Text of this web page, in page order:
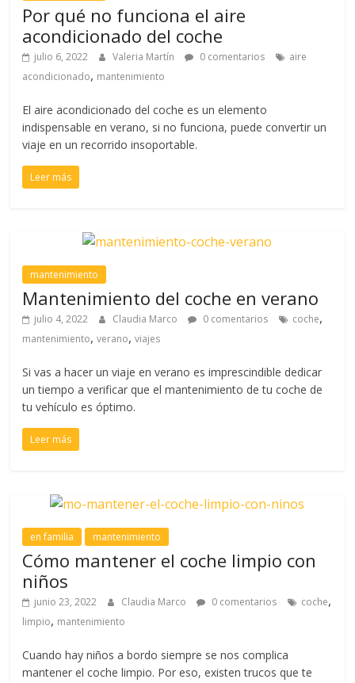
Por qué no funciona el aire
acondicionado del coche
julio 6, 2022 Valeria Martín 0 comentarios
aire
acondicionado, mantenimiento
El aire acondicionado del coche es un elemento
indispensable en verano, si no funciona, puede convertir un
viaje en un recorrido insoportable.
Leer más
mantenimiento
Mantenimiento del coche en verano
julio 4, 2022 Claudia Marco 0 comentarios coche,
mantenimiento,verano,viajes
Si vas a hacer un viaje en verano es imprescindible dedicar
un tiempo a verificar que el mantenimiento de tu coche de
tu vehículo es óptimo.
Leer más
en familia mantenimiento
Cómo mantener el coche limpio con
niños
junio 23, 2022 Claudia Marco 0 comentarios coche,
limpio, mantenimiento
Cuando hay niños a bordo siempre se nos complica
mantener el coche limpio. Por eso, existen trucos que te